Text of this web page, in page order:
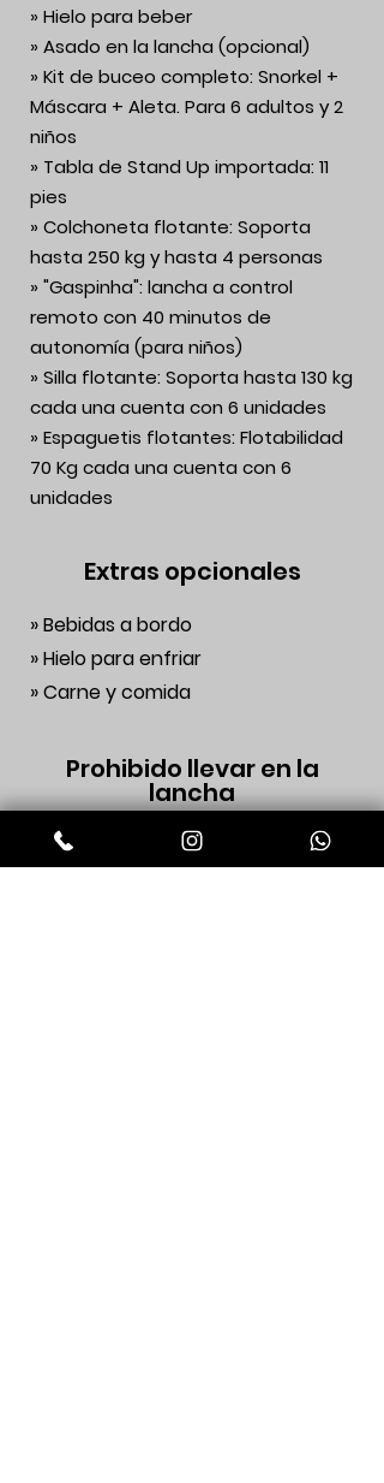
» Hielo para beber
» Asado en la lancha (opcional)
» Kit de buceo completo: Snorkel +
Máscara + Aleta. Para 6 adultos y 2
niños
» Tabla de Stand Up importada: 11
pies
» Colchoneta flotante: Soporta
hasta 250 kg y hasta 4 personas
» "Gaspinha": lancha a control
remoto con 40 minutos de
autonomía (para niños)
» Silla flotante: Soporta hasta 130 kg
cada una cuenta con 6 unidades
» Espaguetis flotantes: Flotabilidad
70 Kg cada una cuenta con 6
unidades
Extras opcionales
» Bebidas a bordo
» Hielo para enfriar
» Carne y comida
Prohibido llevar en la
lancha
» Vidrio y objetos cortantes
» Narguile